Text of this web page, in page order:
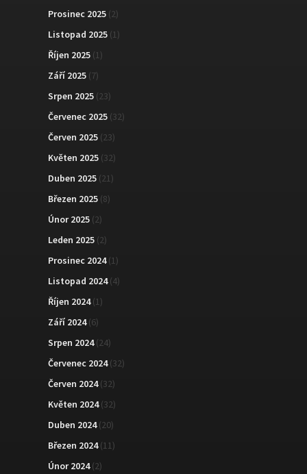
Prosinec 2025 (2)
Listopad 2025 (1)
Říjen 2025 (1)
Září 2025 (7)
Srpen 2025 (23)
Červenec 2025 (32)
Červen 2025 (23)
Květen 2025 (32)
Duben 2025 (21)
Březen 2025 (8)
Únor 2025 (2)
Leden 2025 (2)
Prosinec 2024(1)
Listopad 2024(4)
Říjen 2024(1)
Září 2024(6)
Srpen 2024(24)
Červenec 2024(32)
Červen 2024(32)
Květen 2024(32)
Duben 2024(20)
Březen 2024(11)
Únor 2024(2)